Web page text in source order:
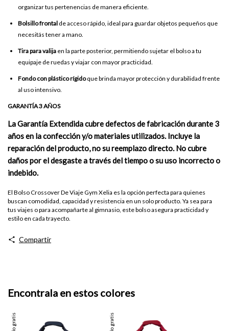
organizar tus pertenencias de manera eficiente.
Bolsillo frontal de acceso rápido, ideal para guardar objetos pequeños que
necesitás tener a mano.
Tira para valija en la parte posterior, permitiendo sujetar el bolso a tu
equipaje de ruedas y viajar con mayor practicidad.
Fondo con plástico rígidoque brinda mayor protección y durabilidad frente
al uso intensivo.
GARANTÍA 3 AÑOS
La Garantía Extendida cubre defectos de fabricación durante 3
años en la confección y/o materiales utilizados. Incluye la
reparación del producto, no su reemplazo directo. No cubre
daños por el desgaste a través del tiempo o su uso incorrecto o
indebido.
El Bolso Crossover De Viaje Gym Xelia es la opción perfecta para quienes
buscan comodidad, capacidad y resistencia en un solo producto. Ya sea para
tus viajes o para acompañarte al gimnasio, este bolso asegura practicidad y
estilo en cada trayecto.
Compartir
Encontrala en estos colores